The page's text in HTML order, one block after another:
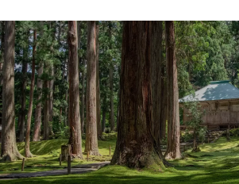
ไปด้วยน้ำและความเขียวขจี ซึ่
เกษตรกรรมและป่าไม้มีความ
โบราณ บริษัทของเราเป็น DMO (บริษัทพัฒนา
ชุมชนการท่องเที่ยว) ที่ทำงา
ถิ่นเพื่อพัฒนาพื้นที่การท่องเที่ย
เป็นขุมสมบัติของสถานที่ท่องเ
พิพิธภัณฑ์ไดโนเสาร์ และวัดเ
ลูกค้าที่มาเยือนคัตสึยามะ เร
ให้ผู้คนมากที่สุดเท่าที่เป็นไปไ